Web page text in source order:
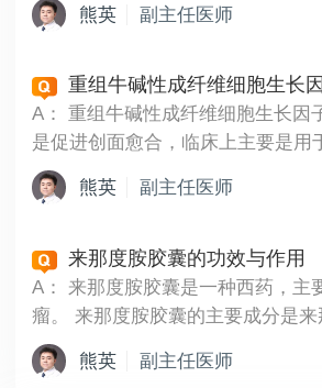
熊英 副主任医师
A：
重组牛碱性成纤维细胞生长因
是促进创面愈合，临床上主要是用
熊英 副主任医师
来那度胺胶囊的功效与作用
A：
来那度胺胶囊是一种西药，主
瘤。 来那度胺胶囊的主要成分是来
熊英 副主任医师